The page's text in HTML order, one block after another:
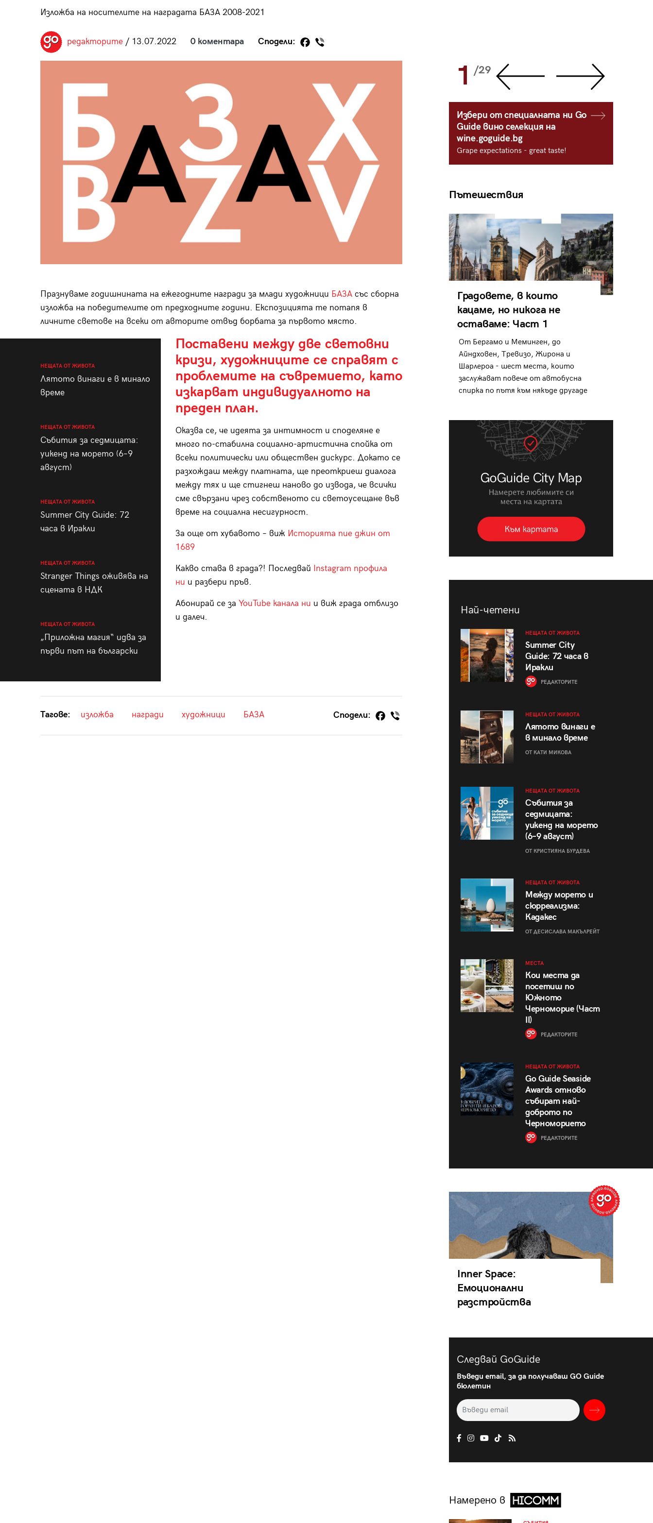
Изложба на носителите на наградата БАЗА 2008-2021
редакторите/ 13.07.2022 0 коментара Сподели:
Празнуваме годишнината на ежегодните награди за млади художници БАЗА със сборна
изложба на победителите от предходните години. Експозицията те потапя в
личните светове на всеки от авторите отвъд борбата за първото място.
НЕЩАТА ОТ ЖИВОТА
Лятото винаги е в минало
време
НЕЩАТА ОТ ЖИВОТА
Събития за седмицата:
уикенд на морето (6–9
август)
НЕЩАТА ОТ ЖИВОТА
Summer City Guide: 72
часа в Иракли
НЕЩАТА ОТ ЖИВОТА
Stranger Things оживява на
сцената в НДК
НЕЩАТА ОТ ЖИВОТА
„Приложна магия“ идва за
първи път на български
Поставени между две световни
кризи, художниците се справят с
проблемите на съвремието, като
изкарват индивидуалното на
преден план.
Оказва се, че идеята за интимност и споделяне е
много по-стабилна социално-артистична спойка от
всеки политически или обществен дискурс. Докато се
разхождаш между платната, ще преоткриеш диалога
между тях и ще стигнеш наново до извода, че всички
сме свързани чрез собственото си светоусещане във
време на социална несигурност.
За още от хубавото – виж Историята пие джин от
1689
Какво става в града?! Последвай Instagram профила
ни и разбери пръв.
Абонирай се за YouTube канала ни и виж града отблизо
и далеч.
Тагове: изложба награди художници БАЗА Сподели:
29 1 /29
Избери от специалната ни Go
Guide вино селекция на
wine.goguide.bg
Grape expectations - great taste!
Пътешествия
Градовете, в които
кацаме, но никога не
оставаме: Част 1
От Бергамо и Меминген, до
Айндховен, Тревизо, Жирона и
Шарлероа - шест места, които
заслужават повече от автобусна
спирка по пътя към някъде другаде
Най-четени
НЕЩАТА ОТ ЖИВОТА
Summer City
Guide: 72 часа в
Иракли
РЕДАКТОРИТЕ
НЕЩАТА ОТ ЖИВОТА
Лятото винаги е
в минало време
ОТ КАТИ МИКОВА
НЕЩАТА ОТ ЖИВОТА
Събития за
седмицата:
уикенд на морето
(6–9 август)
ОТ КРИСТИЯНА БУРДЕВА
НЕЩАТА ОТ ЖИВОТА
Между морето и
сюрреализма:
Кадакес
ОТ ДЕСИСЛАВА МАКЪЛРЕЙТ
МЕСТА
Кои места да
посетиш по
Южното
Черноморие (Част
II)
РЕДАКТОРИТЕ
НЕЩАТА ОТ ЖИВОТА
Go Guide Seaside
Awards отново
събират най-
доброто по
Черноморието
РЕДАКТОРИТЕ
Inner Space:
Емоционални
разстройства
Следвай GoGuide
Въведи email, за да получаваш GO Guide
бюлетин
Намерено в